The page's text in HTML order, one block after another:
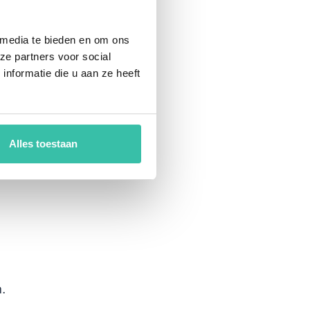
te bieden en om ons
partners voor social
die u aan ze heeft
Alles toestaan